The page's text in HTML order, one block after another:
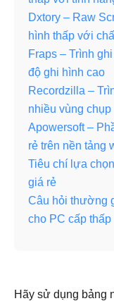
Dxtory – Raw
hình thấp với
Fraps – Trình
độ ghi hình cao
Recordzilla –
nhiều vùng chụp
Apowersoft –
rẻ trên nền tảng
Tiêu chí lựa
giá rẻ
Câu hỏi thường
cho PC cấp thấp
Hãy sử dụng bảng